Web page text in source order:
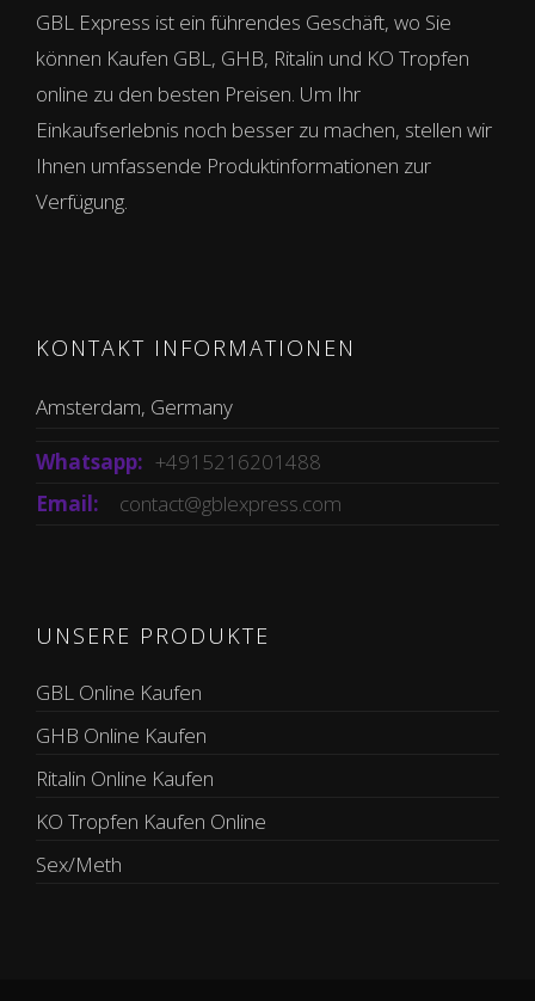
GBL Express ist ein führendes Geschäft, wo Sie
können Kaufen GBL, GHB, Ritalin und KO Tropfen
online zu den besten Preisen. Um Ihr
Einkaufserlebnis noch besser zu machen, stellen wir
Ihnen umfassende Produktinformationen zur
Verfügung.
KONTAKT INFORMATIONEN
Amsterdam, Germany
Whatsapp: +4915216201488
Email:
contact@gblexpress.com
UNSERE PRODUKTE
GBL Online Kaufen
GHB Online Kaufen
Ritalin Online Kaufen
KO Tropfen Kaufen Online
Sex/Meth